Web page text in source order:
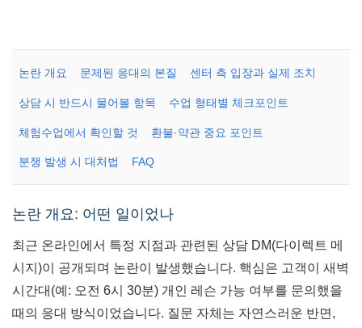
논란 개요 문제된 응대의 본질 센터 측 입장과 실제 조치
상담 시 반드시 물어볼 항목 수업 형태별 체크포인트
체험수업에서 확인할 것 환불·약관 중요 포인트
분쟁 발생 시 대처법 FAQ
논란 개요: 어떤 일이었나
최근 온라인에서 특정 지점과 관련된 상담 DM(다이렉트 메
시지)이 공개되며 논란이 발생했습니다. 핵심은 고객이 새벽
시간대(예: 오전 6시 30분) 개인 레슨 가능 여부를 문의했을
때의 응대 방식이었습니다. 질문 자체는 자연스러운 반면,